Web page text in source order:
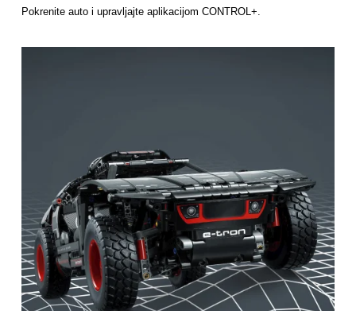
Pokrenite auto i upravljajte aplikacijom CONTROL+.